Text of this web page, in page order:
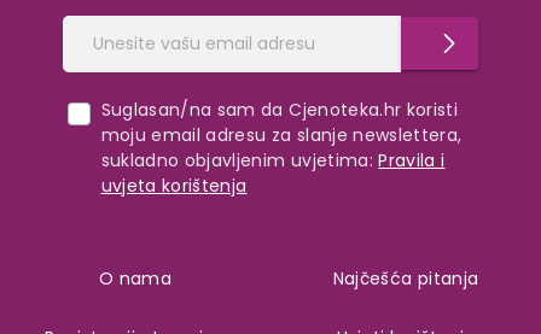
Suglasan/na sam da Cjenoteka.hr koristi
moju email adresu za slanje newslettera,
sukladno objavljenim uvjetima: Pravila i
uvjeta korištenja
O nama Najčešća pitanja